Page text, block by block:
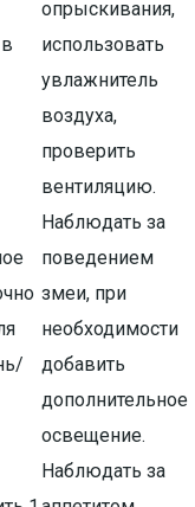
опрыскивания,
использовать
увлажнитель
воздуха,
проверить
вентиляцию.
Наблюдать за
поведением
змеи, при
необходимости
добавить
дополнительное
освещение.
Наблюдать за